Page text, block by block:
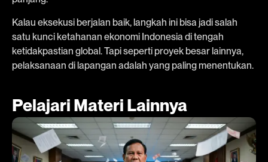
Kalau eksekusi berjalan baik, langkah ini bisa jadi salah
satu kunci ketahanan ekonomi Indonesia di tengah
ketidakpastian global. Tapi seperti proyek besar lainnya,
pelaksanaan di lapangan adalah yang paling menentukan.
Pelajari Materi Lainnya